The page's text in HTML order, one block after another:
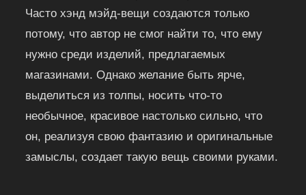
Часто хэнд мэйд-вещи создаются только
потому, что автор не смог найти то, что ему
нужно среди изделий, предлагаемых
магазинами. Однако желание быть ярче,
выделиться из толпы, носить что-то
необычное, красивое настолько сильно, что
он, реализуя свою фантазию и оригинальные
замыслы, создает такую вещь своими руками.